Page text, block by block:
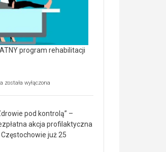
program rehabilitacji
Rusza
rehabilitacji
dla
seniorów!
została wyłączona
pod kontrolą” –
akcja profilaktyczna
już 25